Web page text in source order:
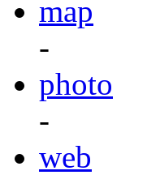
map
-
photo
-
web